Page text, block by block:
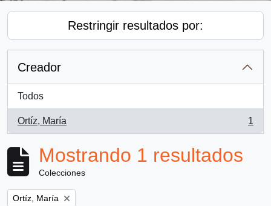
Restringir resultados por:
Creador
Todos
Ortíz, María
, 1 resultados
1
Mostrando 1 resultados
Colecciones
Remove filter:
Ortíz, María